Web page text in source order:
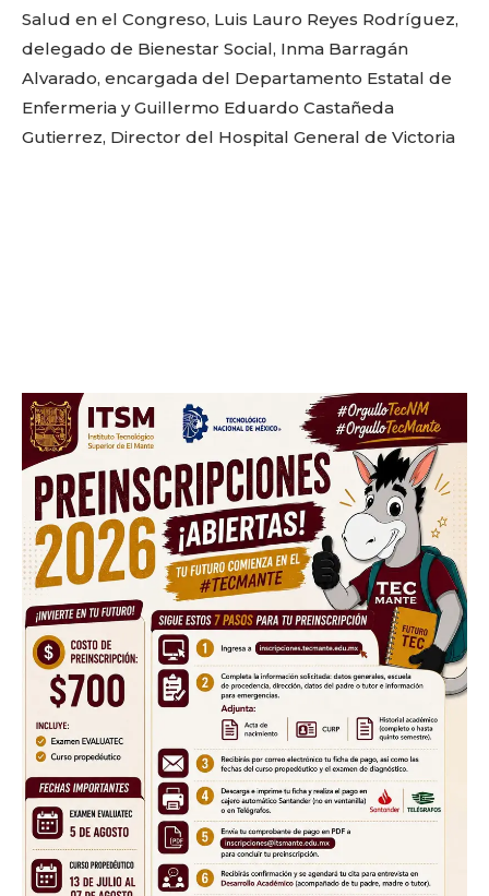
Link
Don't miss
out!
Salud en el Congreso, Luis Lauro Reyes Rodríguez,
delegado de Bienestar Social, Inma Barragán
Alvarado, encargada del Departamento Estatal de
Enfermeria y Guillermo Eduardo Castañeda
Gutierrez, Director del Hospital General de Victoria